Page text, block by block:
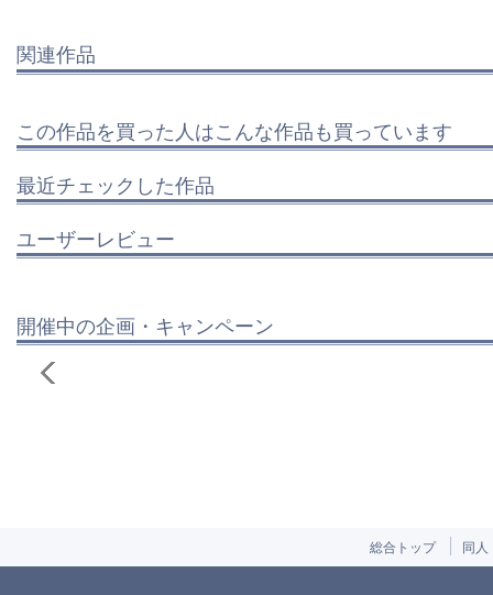
関連作品
この作品を買った人はこんな作品も買っています
最近チェックした作品
ユーザーレビュー
開催中の企画・キャンペーン
総合トップ 同人